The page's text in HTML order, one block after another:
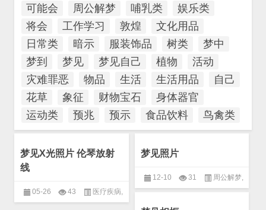
可能会
周公解梦 哺乳类
娱乐类
将会
工作学习 敦煌
文化用品
日常类
暗示 服装饰品 树类
梦中
梦到
梦见 梦见自己 植物
活动
灾难罪恶
物品 生活 生活用品
自己
花草
象征 财物宝石
身体器官
运动类
预兆 预示 食品饮料 鸟禽类
梦见X光照片 伦琴放射
线
05-26 43 医疗疾病,
梦见照片
12-10 31 周公解梦,